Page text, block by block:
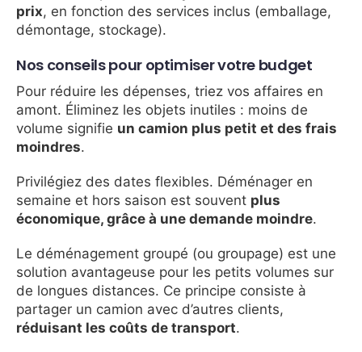
prix, en fonction des services inclus (emballage,
démontage, stockage).
Nos conseils pour optimiser votre budget
Pour réduire les dépenses, triez vos affaires en
amont. Éliminez les objets inutiles : moins de
volume signifie un camion plus petit et des frais
moindres.
Privilégiez des dates flexibles. Déménager en
semaine et hors saison est souvent plus
économique, grâce à une demande moindre.
Le déménagement groupé (ou groupage) est une
solution avantageuse pour les petits volumes sur
de longues distances. Ce principe consiste à
partager un camion avec d’autres clients,
réduisant les coûts de transport.